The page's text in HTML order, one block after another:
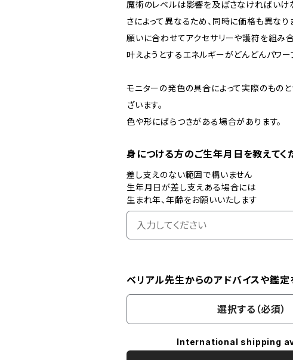
魔術のレベルは影響を及ぼさなければいけ
さによって異なるため、同時に価格も異なり
願いに合わせてアクセサリーや護符を組み
叶えようとするエネルギーがどんどんパワー
モニターの発色の具合によって実際のもの
ざいます。
色や形にばらつきがある場合があります。
身につける方のご生年月日を教えてく
差し支えのない範囲で構いません
生年月日が差し支えある場合には
生まれ年、年齢をお願いいたします
ベリアル先生からのアドバイスや鑑定
選択する（必須）
International shipping